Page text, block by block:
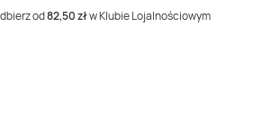
od82,50 złw Klubie Lojalnościowym